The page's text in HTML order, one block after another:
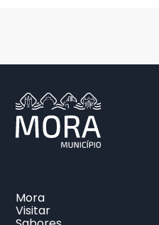
Mora
Visitar